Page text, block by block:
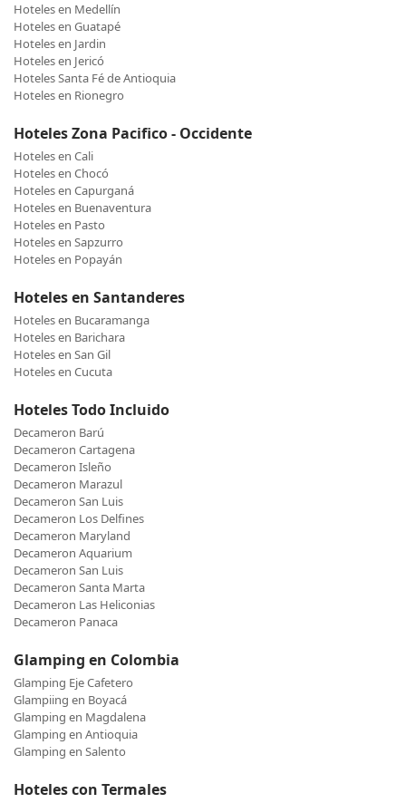
Hoteles en Medellín
Hoteles en Guatapé
Hoteles en Jardin
Hoteles en Jericó
Hoteles Santa Fé de Antioquia
Hoteles en Rionegro
Hoteles Zona Pacifico - Occidente
Hoteles en Cali
Hoteles en Chocó
Hoteles en Capurganá
Hoteles en Buenaventura
Hoteles en Pasto
Hoteles en Sapzurro
Hoteles en Popayán
Hoteles en Santanderes
Hoteles en Bucaramanga
Hoteles en Barichara
Hoteles en San Gil
Hoteles en Cucuta
Hoteles Todo Incluido
Decameron Barú
Decameron Cartagena
Decameron Isleño
Decameron Marazul
Decameron San Luis
Decameron Los Delfines
Decameron Maryland
Decameron Aquarium
Decameron San Luis
Decameron Santa Marta
Decameron Las Heliconias
Decameron Panaca
Glamping en Colombia
Glamping Eje Cafetero
Glampiing en Boyacá
Glamping en Magdalena
Glamping en Antioquia
Glamping en Salento
Hoteles con Termales